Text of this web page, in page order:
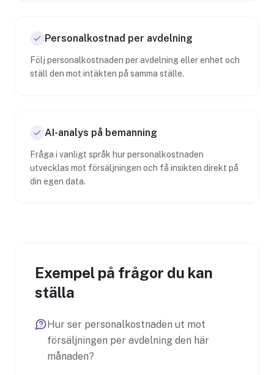
Personalkostnad per avdelning
Följ personalkostnaden per avdelning eller enhet och
ställ den mot intäkten på samma ställe.
AI-analys på bemanning
Fråga i vanligt språk hur personalkostnaden
utvecklas mot försäljningen och få insikten direkt på
din egen data.
Exempel på frågor du kan
ställa
Hur ser personalkostnaden ut mot
försäljningen per avdelning den här
månaden?